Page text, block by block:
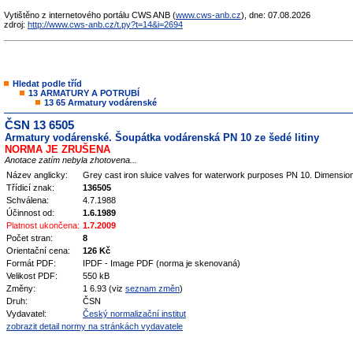
Vytištěno z internetového portálu CWS ANB (www.cws-anb.cz), dne: 07.08.2026
zdroj: http://www.cws-anb.cz/t.py?t=14&i=2694
Hledat podle tříd
13 ARMATURY A POTRUBÍ
13 65 Armatury vodárenské
ČSN 13 6505
Armatury vodárenské. Šoupátka vodárenská PN 10 ze šedé litiny
NORMA JE ZRUŠENA
Anotace zatím nebyla zhotovena...
Název anglicky:
Grey cast iron sluice valves for waterwork purposes PN 10.
Třídicí znak:
136505
Schválena:
4.7.1988
Účinnost od:
1.6.1989
Platnost ukončena: 1.7.2009
Počet stran:
8
Orientační cena:
126 Kč
Formát PDF:
IPDF - Image PDF (norma je skenovaná)
Velikost PDF:
550 kB
Změny:
1 6.93 (viz seznam změn)
Druh:
ČSN
Vydavatel:
Český normalizační institut
zobrazit detail normy na stránkách vydavatele